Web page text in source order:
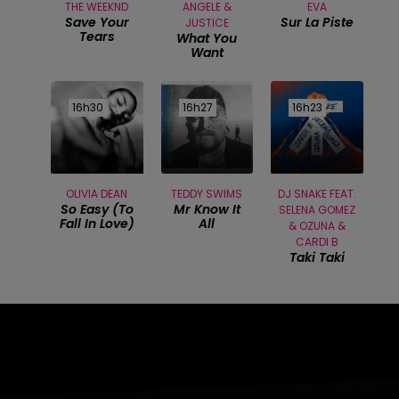
THE WEEKND
Save Your
Tears
ANGELE &
JUSTICE
What You
Want
EVA
Sur La Piste
16h30
16h30
OLIVIA DEAN
So Easy (to
Fall In Love)
16h27
16h27
TEDDY SWIMS
Mr Know It
All
16h23
16h23
DJ SNAKE FEAT.
SELENA GOMEZ
& OZUNA &
CARDI B
Taki Taki